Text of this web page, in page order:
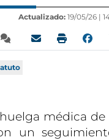
Actualizado: 19/05/26 |
médica
un